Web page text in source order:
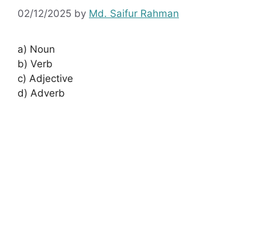
02/12/2025 by Md. Saifur Rahman
a) Noun
b) Verb
c) Adjective
d) Adverb